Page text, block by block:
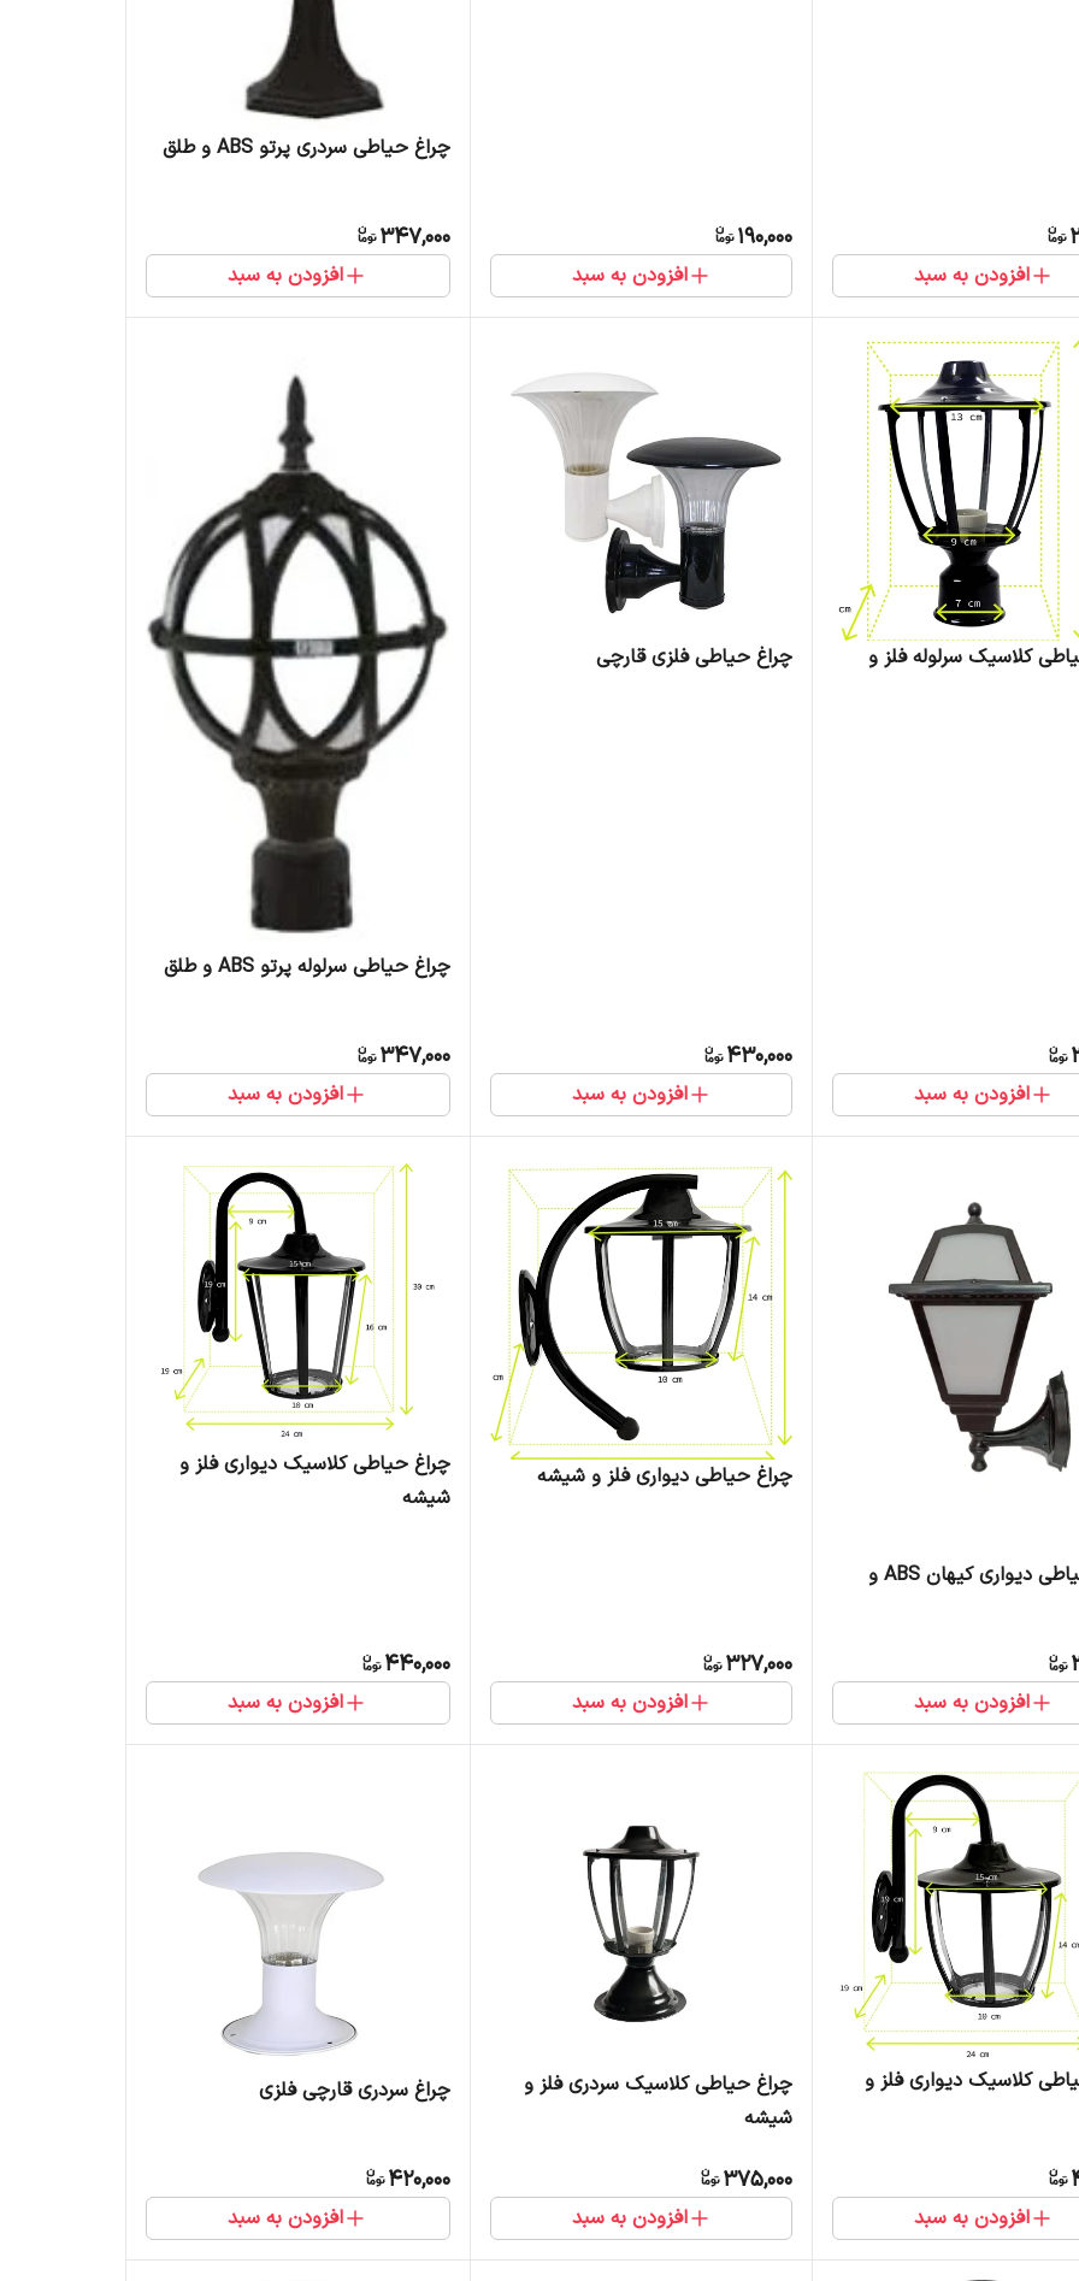
افزودن به سبد
190,000
افزودن به سبد
چراغ حیاطی سردری پرتو ABS و طلق
347,000
افزودن به سبد
کلاسیک سرلوله فلز و
افزودن به سبد
چراغ حیاطی فلزی قارچی
430,000
افزودن به سبد
چراغ حیاطی سرلوله پرتو ABS و طلق
347,000
افزودن به سبد
چراغ حیاطی دیواری کیهان ABS و
افزودن به سبد
چراغ حیاطی دیواری فلز و شیشه
327,000
افزودن به سبد
چراغ حیاطی کلاسیک دیواری فلز و
شیشه
440,000
افزودن به سبد
کلاسیک دیواری فلز و
افزودن به سبد
چراغ حیاطی کلاسیک سردری فلز و
شیشه
375,000
افزودن به سبد
چراغ سردری قارچی فلزی
420,000
افزودن به سبد